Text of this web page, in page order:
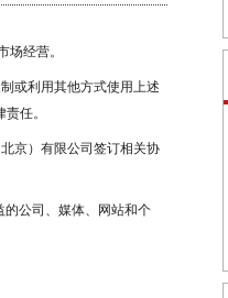
场经营。
或利用其他方式使用上述
任。
京）有限公司签订相关协
的公司、媒体、网站和个